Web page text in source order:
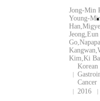
Jong-Min
Young-
Kim,Ki
Cancer
2016